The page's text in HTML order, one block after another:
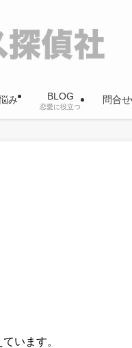
み BLOG
恋愛に役立つ
問合せ
います。